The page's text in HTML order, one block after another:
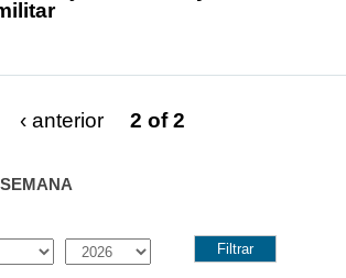
‹ anterior 2 of 2
Year